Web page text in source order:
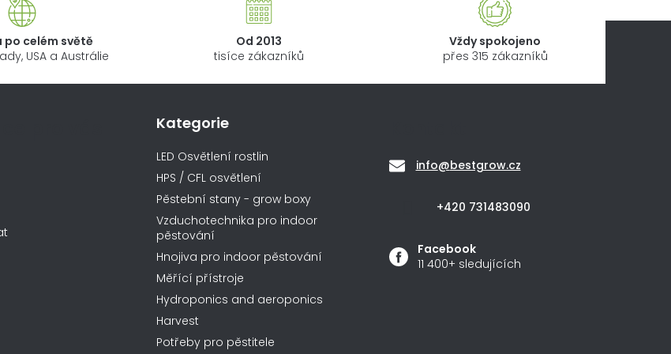
d
a
c
í
p
k
y
v
ý
p
i
u
po celém světě
USA a Austrálie
Od 2013
tisíce zákazníků
Vždy spokojeno
přes 315 zákazníků
Kategorie
LED Osvětlení rostlin
HPS / CFL osvětlení
Pěstební stany - grow boxy
Vzduchotechnika pro indoor
pěstování
Hnojiva pro indoor pěstování
Měřící přístroje
Hydroponics and aeroponics
Harvest
Potřeby pro pěstitele
info@bestgrow.cz
+420 731483090
Facebook
11 400+ sledujících